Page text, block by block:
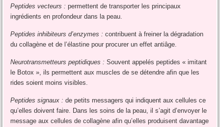
Peptides vecteurs : permettent de transporter les principaux
ingrédients en profondeur dans la peau.
Peptides inhibiteurs d’enzymes : contribuent à freiner la dégradation
du collagène et de l’élastine pour procurer un effet antiâge.
Neurotransmetteurs peptidiques : Souvent appelés peptides « imitant
le Botox », ils permettent aux muscles de se détendre afin que les
rides soient moins visibles.
Peptides signaux : de petits messagers qui indiquent aux cellules ce
qu’elles doivent faire. Dans les soins de la peau, il s’agit d’envoyer le
message aux cellules de collagène afin qu’elles produisent davantage